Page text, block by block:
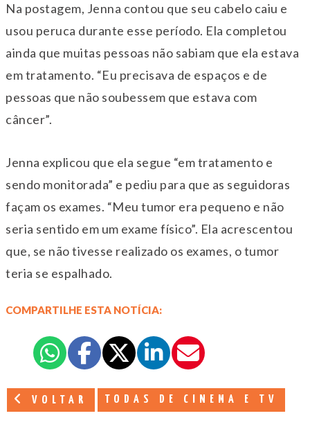
Na postagem, Jenna contou que seu cabelo caiu e
usou peruca durante esse período. Ela completou
ainda que muitas pessoas não sabiam que ela estava
em tratamento. “Eu precisava de espaços e de
pessoas que não soubessem que estava com
câncer”.
Jenna explicou que ela segue “em tratamento e
sendo monitorada” e pediu para que as seguidoras
façam os exames. “Meu tumor era pequeno e não
seria sentido em um exame físico”. Ela acrescentou
que, se não tivesse realizado os exames, o tumor
teria se espalhado.
COMPARTILHE ESTA NOTÍCIA:
VOLTAR TODAS DE CINEMA E TV